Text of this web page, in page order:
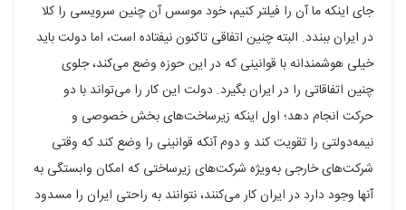
جای اینکه ما آن را فیلتر کنیم، خود موسس آن چنین سرویسی را کلا
در ایران ببندد. البته چنین اتفاقی تاکنون نیفتاده است، اما دولت باید
خیلی هوشمندانه با قوانینی که در این حوزه وضع می‌کند، جلوی
چنین اتفاقاتی را در ایران بگیرد. دولت این کار را می‌تواند با دو
حرکت انجام دهد؛ اول اینکه زیرساخت‌های بخش خصوصی و
نیمه‌دولتی را تقویت کند و دوم آنکه قوانینی را وضع کند که وقتی
شرکت‌های خارجی به‌ویژه شرکت‌های زیرساختی که امکان وابستگی به
آنها وجود دارد در ایران کار می‌کنند، نتوانند به راحتی ایران را مسدود